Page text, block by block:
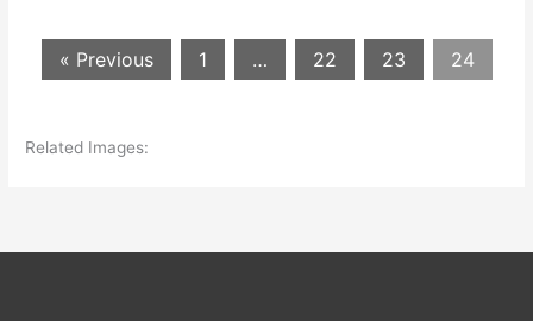
« Previous 1 … 22 23 24
Related Images: